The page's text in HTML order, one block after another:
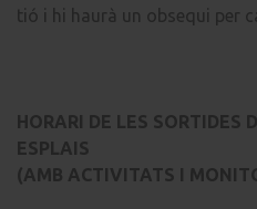
tió i hi haurà un obsequi per
HORARI DE LES SORTIDES
ESPLAIS
(AMB ACTIVITATS I